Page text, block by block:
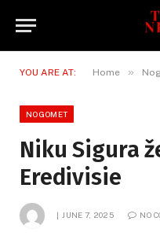
YOU ARE AT: Home »
NOGOMET
Niku Sigura
Eredivisie
JUNE 7, 2025 NO